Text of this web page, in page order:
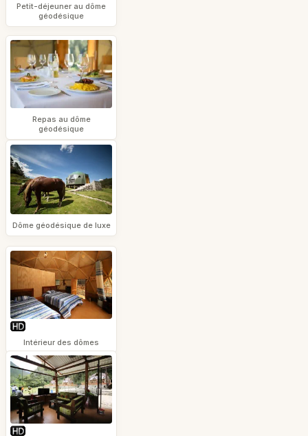
Petit-déjeuner au dôme
géodésique
Repas au dôme
géodésique
Dôme géodésique de luxe
Intérieur des dômes